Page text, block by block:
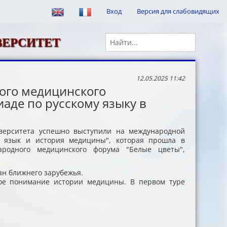
Вход Версия для слабовидящих
услуг медицинскими организациями в амбулаторных
система
12.05.2025 11:42
медицинского
по русскому языку в
успешно выступили на международной
язык и история медицины", которая прошла в
медицинского форума "Белые цветы",
ближнего зарубежья.
понимание истории медицины. В первом туре